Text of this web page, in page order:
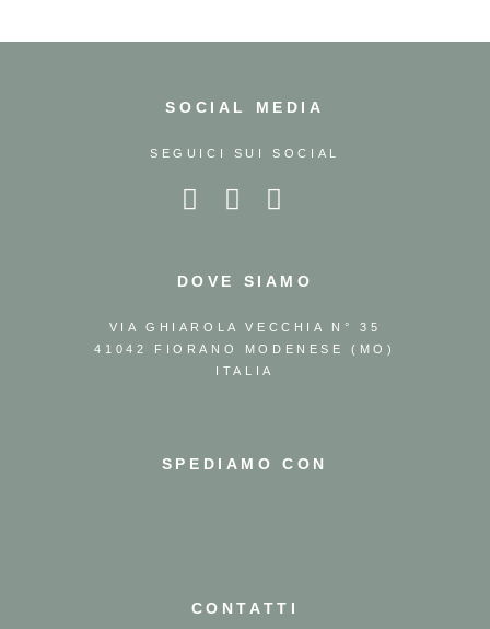
SOCIAL MEDIA
SEGUICI SUI SOCIAL
DOVE SIAMO
VIA GHIAROLA VECCHIA N° 35
41042 FIORANO MODENESE (MO)
ITALIA
SPEDIAMO CON
CONTATTI